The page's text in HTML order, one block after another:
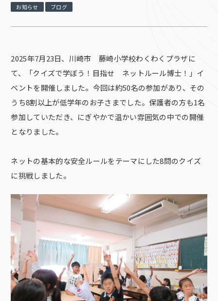
お知らせ ブログ
2025年7月23日、川崎市 藤崎小学校わくわくプラザに
て、「クイズで学ぼう！目指せ ネットルール博士！」イ
ベントを開催しました。今回は約50名の参加があり、その
うち8割以上が低学年のお子さまでした。保護者の方も1名
参加していただき、にぎやかで温かい雰囲気の中での開催
となりました。
ネットの基本的な安全ルールをテーマにした8問のクイズ
に挑戦しました。